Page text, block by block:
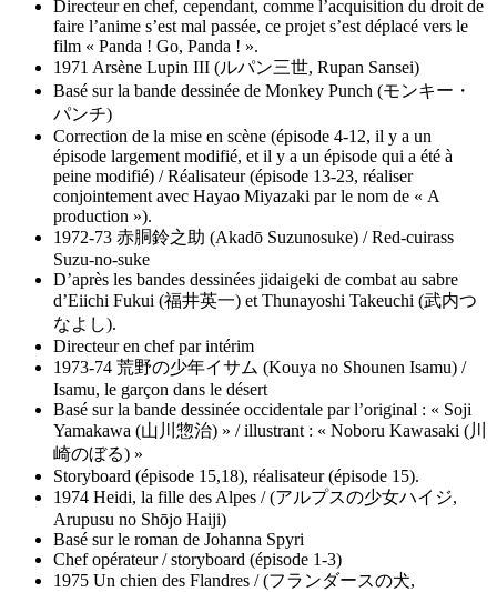
Directeur en chef, cependant, comme l’acquisition du droit de
faire l’anime s’est mal passée, ce projet s’est déplacé vers le
film « Panda ! Go, Panda ! ».
1971 Arsène Lupin III (ルパン三世, Rupan Sansei)
Basé sur la bande dessinée de Monkey Punch (モンキー・
パンチ)
Correction de la mise en scène (épisode 4-12, il y a un
épisode largement modifié, et il y a un épisode qui a été à
peine modifié) / Réalisateur (épisode 13-23, réaliser
conjointement avec Hayao Miyazaki par le nom de « A
production »).
1972-73 赤胴鈴之助 (Akadō Suzunosuke) / Red-cuirass
Suzu-no-suke
D’après les bandes dessinées jidaigeki de combat au sabre
d’Eiichi Fukui (福井英一) et Thunayoshi Takeuchi (武内つ
なよし).
Directeur en chef par intérim
1973-74 荒野の少年イサム (Kouya no Shounen Isamu) /
Isamu, le garçon dans le désert
Basé sur la bande dessinée occidentale par l’original : « Soji
Yamakawa (山川惣治) » / illustrant : « Noboru Kawasaki (川
崎のぼる) »
Storyboard (épisode 15,18), réalisateur (épisode 15).
1974 Heidi, la fille des Alpes / (アルプスの少女ハイジ,
Arupusu no Shōjo Haiji)
Basé sur le roman de Johanna Spyri
Chef opérateur / storyboard (épisode 1-3)
1975 Un chien des Flandres / (フランダースの犬,